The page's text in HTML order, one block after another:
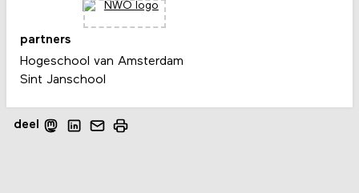
deel
partners
Hogeschool van Amsterdam
Sint Janschool